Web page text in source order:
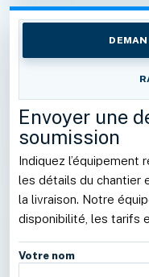
Envoyer une
soumission
Indiquez l’équipement
les détails du chantier
la livraison. Notre
disponibilité, les tarifs
Votre nom